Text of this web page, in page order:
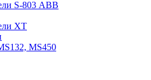
S-803 АВВ
XT
MS450